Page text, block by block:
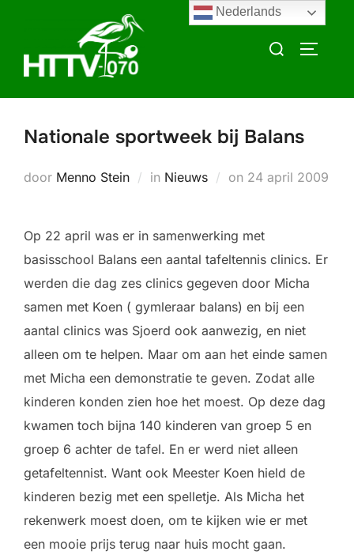
inhoud
Zoek
Nationale sportweek bij Balans
door Menno Stein in Nieuws on Geplaatst
24 april 2009
Op 22 april was er in samenwerking met
basisschool Balans een aantal tafeltennis clinics. Er
werden die dag zes clinics gegeven door Micha
samen met Koen ( gymleraar balans) en bij een
aantal clinics was Sjoerd ook aanwezig, en niet
alleen om te helpen. Maar om aan het einde samen
met Micha een demonstratie te geven. Zodat alle
kinderen konden zien hoe het moest. Op deze dag
kwamen toch bijna 140 kinderen van groep 5 en
groep 6 achter de tafel. En er werd niet alleen
getafeltennist. Want ook Meester Koen hield de
kinderen bezig met een spelletje. Als Micha het
rekenwerk moest doen, om te kijken wie er met
een mooie prijs terug naar huis mocht gaan.
Nederlands